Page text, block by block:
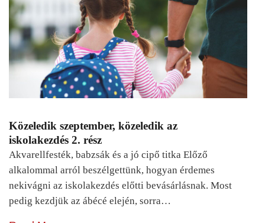
Közeledik szeptember, közeledik az
iskolakezdés 2. rész
Akvarellfesték, babzsák és a jó cipő titka Előző
alkalommal arról beszélgettünk, hogyan érdemes
nekivágni az iskolakezdés előtti bevásárlásnak. Most
pedig kezdjük az ábécé elején, sorra…